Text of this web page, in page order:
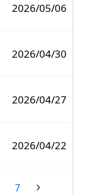
2026/05/06
2026/04/30
2026/04/27
2026/04/22
7